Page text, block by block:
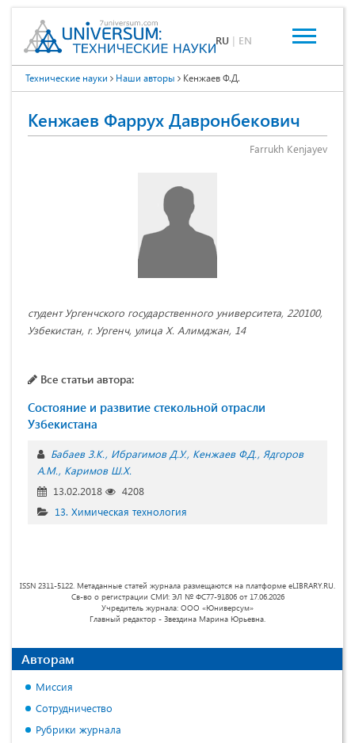
RU | EN
Технические науки Наши авторы Кенжаев Ф.Д.
Кенжаев Фаррух Давронбекович
Farrukh Kenjayev
студент Ургенчского государственного университета, 220100,
Узбекистан, г. Ургенч, улица Х. Алимджан, 14
Все статьи автора:
Состояние и развитие стекольной отрасли
Узбекистана
Бабаев З.К. Ибрагимов Д.У. Кенжаев Ф.Д. Ядгоров
А.М. Каримов Ш.Х.
13.02.2018
4208
13. Химическая технология
ISSN 2311-5122. Метаданные статей журнала размещаются на платформе eLIBRARY.RU.
Св-во о регистрации СМИ: ЭЛ № ФС77-91806 от 17.06.2026
Учредитель журнала: ООО «Юниверсум»
Главный редактор - Звездина Марина Юрьевна.
Авторам
Миссия
Сотрудничество
Рубрики журнала